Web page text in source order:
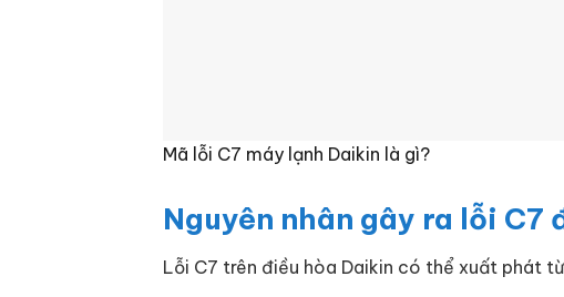
Mã lỗi C7 máy lạnh Daikin là gì?
Nguyên nhân gây ra lỗi C7
Lỗi C7 trên điều hòa Daikin có thể xuất phát